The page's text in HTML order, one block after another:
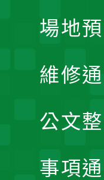
場地
維修
公文
事項